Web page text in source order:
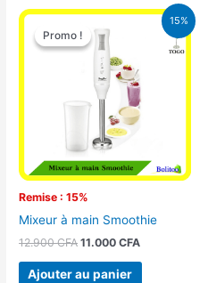
15%
Promo !
Remise : 15%
Promo !
Mixeur à main Smoothie
12.900CFA
Le
prix
initial
était :
12.900 CFA.
11.000CFA
Le
Ajouter au panier